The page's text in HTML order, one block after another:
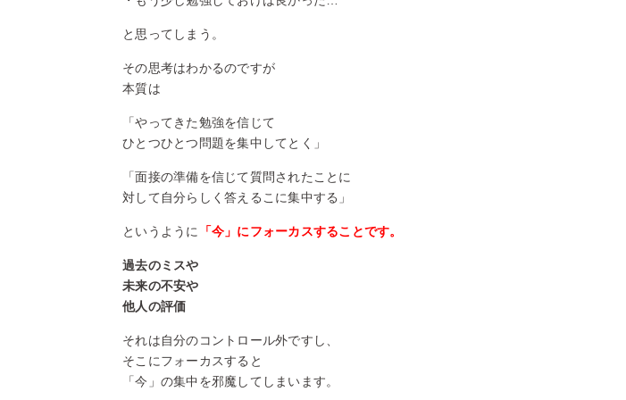
と思ってしまう。
その思考はわかるのですが
本質は
「やってきた勉強を信じて
ひとつひとつ問題を集中してとく」
「面接の準備を信じて質問されたことに
対して自分らしく答えるこに集中する」
というように 「今」にフォーカスすることです。
過去のミスや
未来の不安や
他人の評価
それは自分のコントロール外ですし、
そこにフォーカスすると
「今」の集中を邪魔してしまいます。